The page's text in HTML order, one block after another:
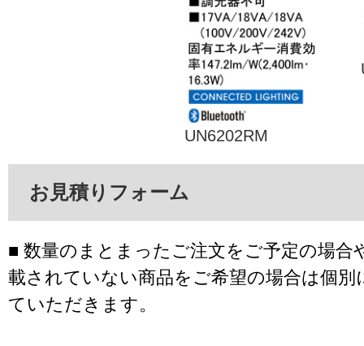
UN6202RM
お見積りフォーム
■ 数量のまとまったご注文をご予定の場合
載されていない商品をご希望の場合は個別
ていただきます。